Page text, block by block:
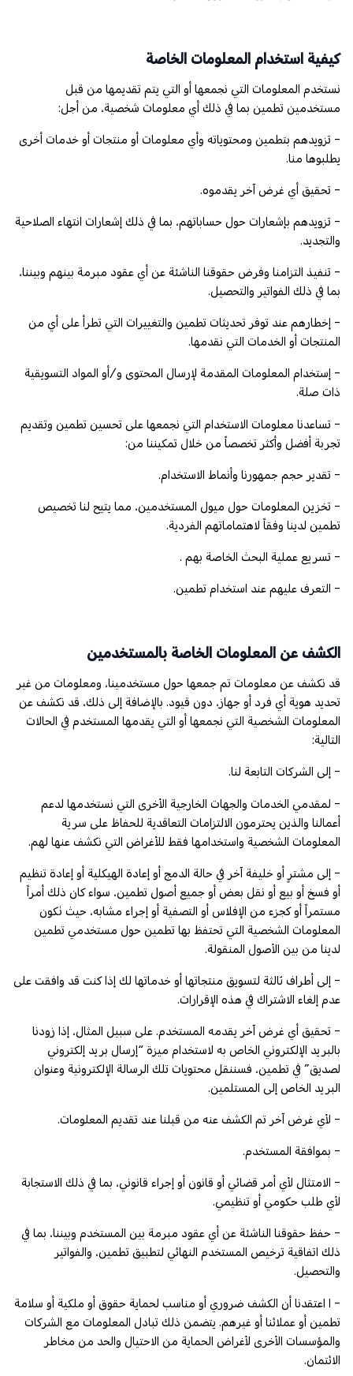
كيفية استخدام المعلومات الخاصة
نستخدم المعلومات التي نجمعها أو التي يتم تقديمها من قبل
مستخدمين تطمين بما في ذلك أي معلومات شخصية، من أجل:
- تزويدهم بتطمين ومحتوياته وأي معلومات أو منتجات أو خدمات أخرى
يطلبوها منا.
- تحقيق أي غرض آخر يقدموه.
- تزويدهم بإشعارات حول حساباتهم، بما في ذلك إشعارات انتهاء الصلاحية
والتجديد.
- تنفيذ التزامنا وفرض حقوقنا الناشئة عن أي عقود مبرمة بينهم وبيننا،
بما في ذلك الفواتير والتحصيل.
- إخطارهم عند توفر تحديثات تطمين والتغييرات التي تطرأ على أي من
المنتجات أو الخدمات التي نقدمها.
- إستخدام المعلومات المقدمة لإرسال المحتوى و/أو المواد التسويقية
ذات صلة.
- تساعدنا معلومات الاستخدام التي نجمعها على تحسين تطمين وتقديم
تجربة أفضل وأكثر تخصصاً من خلال تمكيننا من:
- تقدير حجم جمهورنا وأنماط الاستخدام.
- تخزين المعلومات حول ميول المستخدمين، مما يتيح لنا تخصيص
تطمين لدينا وفقاً لاهتماماتهم الفردية.
- تسريع عملية البحث الخاصة بهم .
- التعرف عليهم عند استخدام تطمين.
الكشف عن المعلومات الخاصة بالمستخدمين
قد نكشف عن معلومات تم جمعها حول مستخدمينا، ومعلومات من غير
تحديد هوية أي فرد أو جهاز، دون قيود. بالإضافة إلى ذلك، قد نكشف عن
المعلومات الشخصية التي نجمعها أو التي يقدمها المستخدم في الحالات
التالية:
- إلى الشركات التابعة لنا.
- لمقدمي الخدمات والجهات الخارجية الأخرى التي نستخدمها لدعم
أعمالنا والذين يحترمون الالتزامات التعاقدية للحفاظ على سرية
المعلومات الشخصية واستخدامها فقط للأغراض التي نكشف عنها لهم.
- إلى مشترٍ أو خليفة آخر في حالة الدمج أو إعادة الهيكلية أو إعادة تنظيم
أو فسخ أو بيع أو نقل بعض أو جميع أصول تطمين، سواء كان ذلك أمراً
مستمراً أو كجزء من الإفلاس أو التصفية أو إجراء مشابه، حيث تكون
المعلومات الشخصية التي تحتفظ بها تطمين حول مستخدمي تطمين
لدينا من بين الأصول المنقولة.
- إلى أطراف ثالثة لتسويق منتجاتها أو خدماتها لك إذا كنت قد وافقت على
عدم إلغاء الاشتراك في هذه الإقرارات.
- تحقيق أي غرض آخر يقدمه المستخدم. على سبيل المثال، إذا زودنا
بالبريد الإلكتروني الخاص به لاستخدام ميزة “إرسال بريد إلكتروني
لصديق” في تطمين، فسننقل محتويات تلك الرسالة الإلكترونية وعنوان
البريد الخاص إلى المستلمين.
- لأي غرض آخر تم الكشف عنه من قبلنا عند تقديم المعلومات.
- بموافقة المستخدم.
- الامتثال لأي أمر قضائي أو قانون أو إجراء قانوني، بما في ذلك الاستجابة
لأي طلب حكومي أو تنظيمي.
- حفظ حقوقنا الناشئة عن أي عقود مبرمة بين المستخدم وبيننا، بما في
ذلك اتفاقية ترخيص المستخدم النهائي لتطبيق تطمين، والفواتير
والتحصيل.
- ا اعتقدنا أن الكشف ضروري أو مناسب لحماية حقوق أو ملكية أو سلامة
تطمين أو عملائنا أو غيرهم. يتضمن ذلك تبادل المعلومات مع الشركات
والمؤسسات الأخرى لأغراض الحماية من الاحتيال والحد من مخاطر
الائتمان.